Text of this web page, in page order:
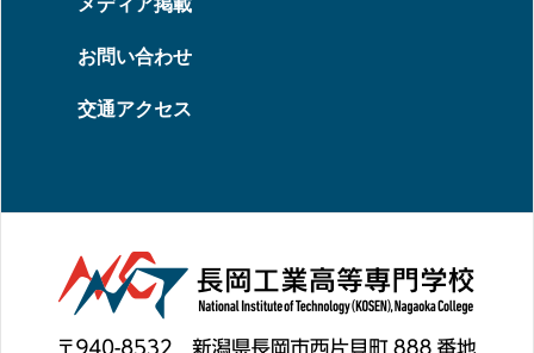
メディア掲載
お問い合わせ
交通アクセス